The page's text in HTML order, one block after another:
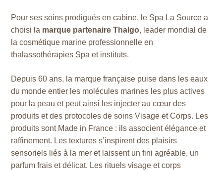
Pour ses soins prodigués en cabine, le Spa La Source a
choisi la marque partenaire Thalgo, leader mondial de
la cosmétique marine professionnelle en
thalassothérapies Spa et instituts.
Depuis 60 ans, la marque française puise dans les eaux
du monde entier les molécules marines les plus actives
pour la peau et peut ainsi les injecter au cœur des
produits et des protocoles de soins Visage et Corps. Les
produits sont Made in France : ils associent élégance et
raffinement. Les textures s’inspirent des plaisirs
sensoriels liés à la mer et laissent un fini agréable, un
parfum frais et délicat. Les rituels visage et corps